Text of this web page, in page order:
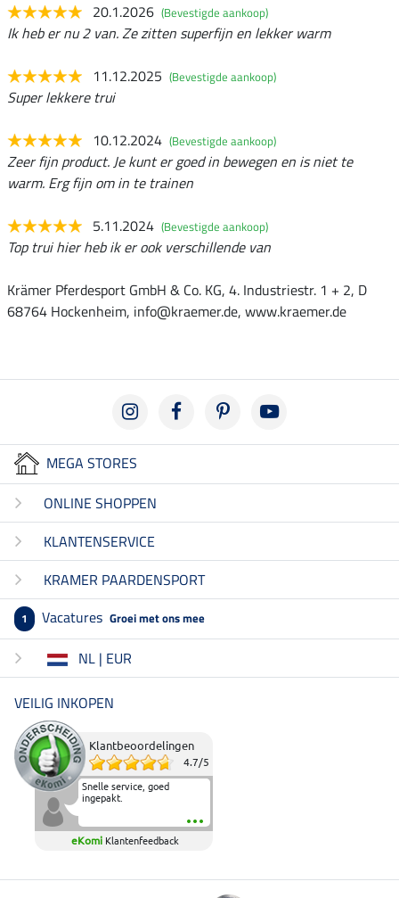
20.1.2026 (Bevestigde aankoop)
Ik heb er nu 2 van. Ze zitten superfijn en lekker warm
11.12.2025 (Bevestigde aankoop)
Super lekkere trui
10.12.2024 (Bevestigde aankoop)
Zeer fijn product. Je kunt er goed in bewegen en is niet te
warm. Erg fijn om in te trainen
5.11.2024 (Bevestigde aankoop)
Top trui hier heb ik er ook verschillende van
Krämer Pferdesport GmbH & Co. KG, 4. Industriestr. 1 + 2, D
68764 Hockenheim, info@kraemer.de, www.kraemer.de
MEGA STORES
ONLINE SHOPPEN
KLANTENSERVICE
KRAMER PAARDENSPORT
1 Vacatures Groei met ons mee
NL | EUR
VEILIG INKOPEN
Klantbeoordelingen
4.7/5
Snelle service, goed
ingepakt.
eKomi Klantenfeedback